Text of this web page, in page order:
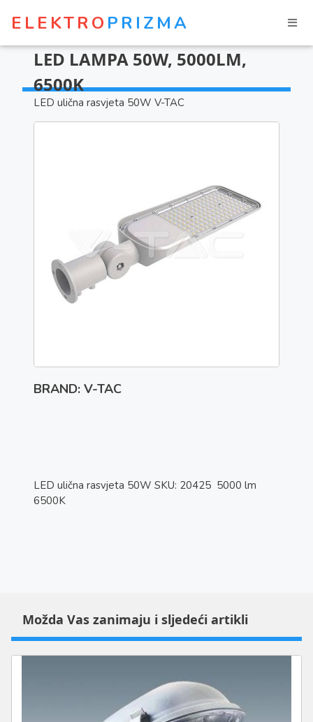
ELEKTRO PRIZMA
LED LAMPA 50W, 5000LM,
6500K
LED ulična rasvjeta 50W V-TAC
BRAND: V-TAC
LED ulična rasvjeta 50W SKU: 20425 5000 lm
6500K
Možda Vas zanimaju i sljedeći artikli